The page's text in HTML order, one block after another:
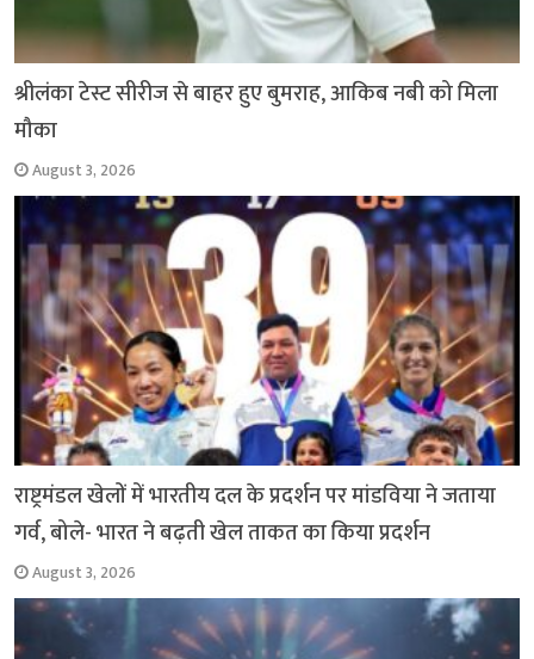
श्रीलंका टेस्ट सीरीज से बाहर हुए बुमराह, आकिब नबी को मिला
मौका
August 3, 2026
राष्ट्रमंडल खेलों में भारतीय दल के प्रदर्शन पर मांडविया ने जताया
गर्व, बोले- भारत ने बढ़ती खेल ताकत का किया प्रदर्शन
August 3, 2026